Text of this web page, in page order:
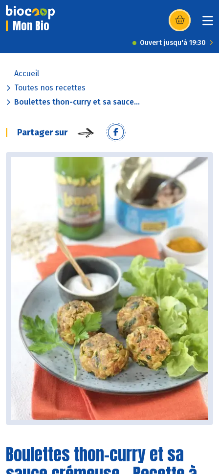
Mon Bio (s’ouvre dans
Ouvert jusqu'à 19:30
Accueil
Toutes nos recettes
Boulettes thon-curry et sa sauce...
Partager sur
Boulettes thon-curry et sa